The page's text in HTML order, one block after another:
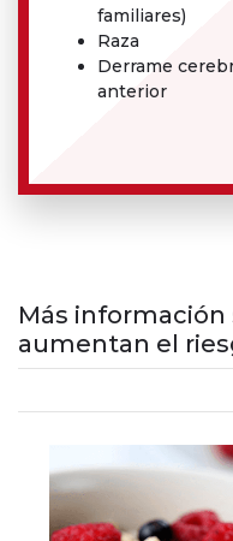
familiares)
Raza
Derrame
anterior
Más
aumentan el